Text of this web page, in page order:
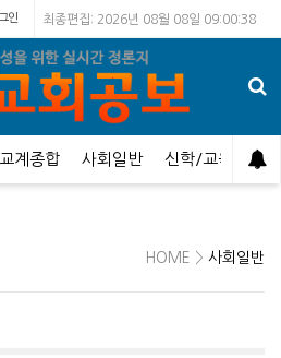
인 최종편집: 2026년 08월 08일 09:00:38
교계종합 사회일반 신학/교육 오
HOME > 사회일반